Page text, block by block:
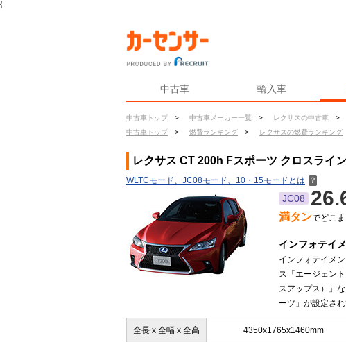
{
中古車 輸入車
中古車トップ > 中古車メーカー一覧 > レクサスの中古車 >
中古車トップ
> 燃費ランキング > レクサスの燃費ランキング
レクサス CT 200h Fスポーツ クロスライ
WLTCモード、JC08モード、10・15モードとは ？
JC08
満タンでどこ
インフォテイ
インフォテイメ
ス「エージェン
スアップス）」
ーツ」が設定さ
全長 x 全幅 x 全高 4350x1765x1460mm